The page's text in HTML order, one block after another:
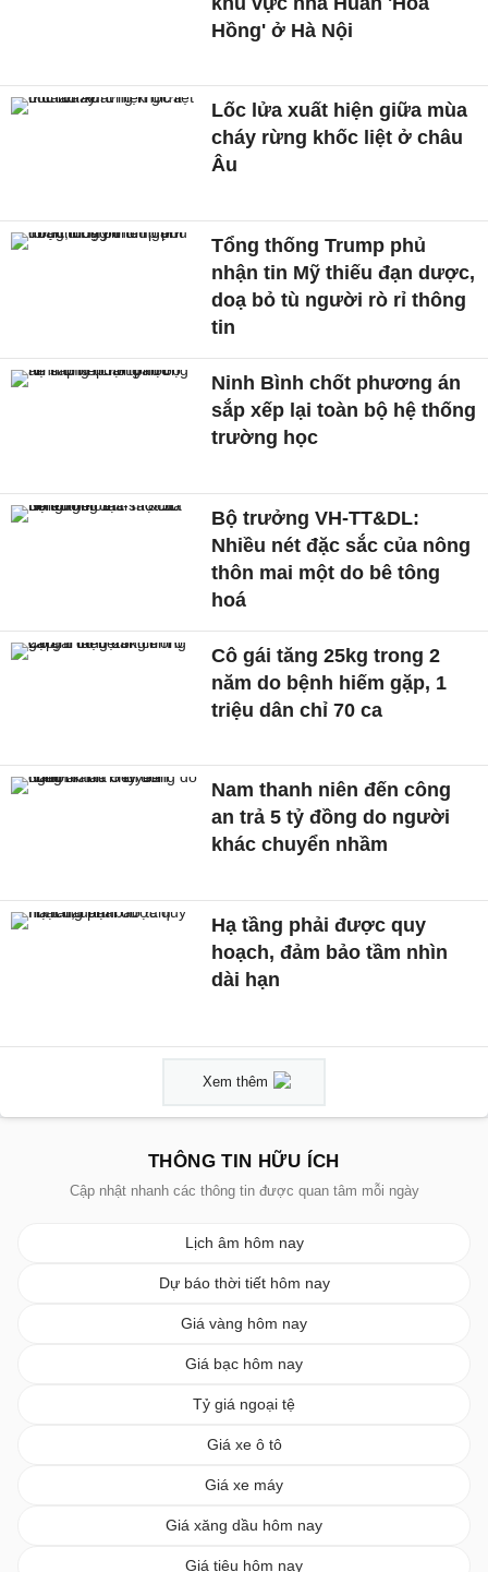
Hồng' ở Hà Nội
Lốc lửa xuất hiện giữa mùa
cháy rừng khốc liệt ở châu
Âu
Tổng thống Trump phủ
nhận tin Mỹ thiếu đạn dược,
doạ bỏ tù người rò rỉ thông
tin
Ninh Bình chốt phương án
sắp xếp lại toàn bộ hệ thống
trường học
Bộ trưởng VH-TT&DL:
Nhiều nét đặc sắc của nông
thôn mai một do bê tông
hoá
Cô gái tăng 25kg trong 2
năm do bệnh hiếm gặp, 1
triệu dân chỉ 70 ca
Nam thanh niên đến công
an trả 5 tỷ đồng do người
khác chuyển nhầm
Hạ tầng phải được quy
hoạch, đảm bảo tầm nhìn
dài hạn
Xem thêm
THÔNG TIN HỮU ÍCH
Cập nhật nhanh các thông tin được quan tâm mỗi ngày
Lịch âm hôm nay
Dự báo thời tiết hôm nay
Giá vàng hôm nay
Giá bạc hôm nay
Tỷ giá ngoại tệ
Giá xe ô tô
Giá xe máy
Giá xăng dầu hôm nay
Giá tiêu hôm nay